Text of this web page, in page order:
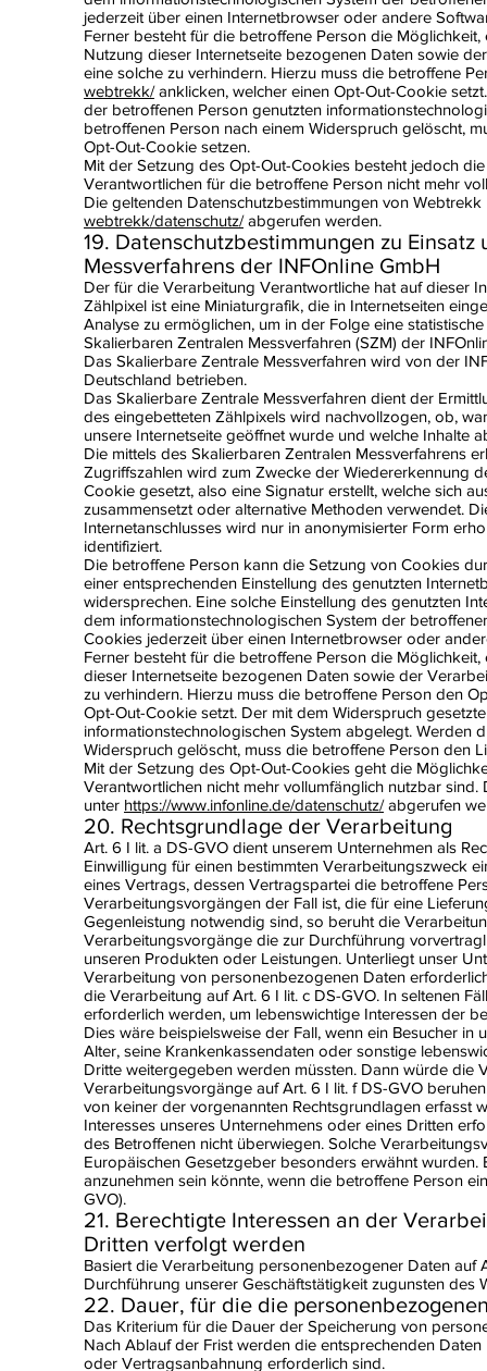
jederzeit über einen Internetbrowser oder andere
Ferner besteht für die betroffene Person die
Nutzung dieser Internetseite bezogenen Daten sowie
eine solche zu verhindern. Hierzu muss die betroffene
webtrekk/anklicken, welcher einen Opt-Out-Cookie
der betroffenen Person genutzten
betroffenen Person nach einem Widerspruch gelöscht,
Opt-Out-Cookie setzen.
Mit der Setzung des Opt-Out-Cookies besteht jedoch
Verantwortlichen für die betroffene Person nicht mehr
Die geltenden Datenschutzbestimmungen von
webtrekk/datenschutz/abgerufen werden.
19. Datenschutzbestimmungen zu
Messverfahrens der INFOnline GmbH
Der für die Verarbeitung Verantwortliche hat auf dieser
Zählpixel ist eine Miniaturgrafik, die in Internetseiten
Analyse zu ermöglichen, um in der Folge eine
Skalierbaren Zentralen Messverfahren (SZM) der
Das Skalierbare Zentrale Messverfahren wird von der
Deutschland betrieben.
Das Skalierbare Zentrale Messverfahren dient der
des eingebetteten Zählpixels wird nachvollzogen, ob,
unsere Internetseite geöffnet wurde und welche Inhalte
Die mittels des Skalierbaren Zentralen Messverfahrens
Zugriffszahlen wird zum Zwecke der Wiedererkennung
Cookie gesetzt, also eine Signatur erstellt, welche sich
zusammensetzt oder alternative Methoden verwendet.
Internetanschlusses wird nur in anonymisierter Form
identifiziert.
Die betroffene Person kann die Setzung von Cookies
einer entsprechenden Einstellung des genutzten
widersprechen. Eine solche Einstellung des genutzten
dem informationstechnologischen System der
Cookies jederzeit über einen Internetbrowser oder
Ferner besteht für die betroffene Person die
dieser Internetseite bezogenen Daten sowie der
zu verhindern. Hierzu muss die betroffene Person den
Opt-Out-Cookie setzt. Der mit dem Widerspruch
informationstechnologischen System abgelegt. Werden
Widerspruch gelöscht, muss die betroffene Person den
Mit der Setzung des Opt-Out-Cookies geht die
Verantwortlichen nicht mehr vollumfänglich nutzbar
unter https://www.infonline.de/datenschutz/abgerufen
20. Rechtsgrundlage der Verarbeitung
Art. 6 I lit. a DS-GVO dient unserem Unternehmen als
Einwilligung für einen bestimmten Verarbeitungszweck
eines Vertrags, dessen Vertragspartei die betroffene
Verarbeitungsvorgängen der Fall ist, die für eine
Gegenleistung notwendig sind, so beruht die
Verarbeitungsvorgänge die zur Durchführung
unseren Produkten oder Leistungen. Unterliegt unser
Verarbeitung von personenbezogenen Daten
die Verarbeitung auf Art. 6 I lit. c DS-GVO. In seltenen
erforderlich werden, um lebenswichtige Interessen der
Dies wäre beispielsweise der Fall, wenn ein Besucher
Alter, seine Krankenkassendaten oder sonstige
Dritte weitergegeben werden müssten. Dann würde die
Verarbeitungsvorgänge auf Art. 6 I lit. f DS-GVO
von keiner der vorgenannten Rechtsgrundlagen erfasst
Interesses unseres Unternehmens oder eines Dritten
des Betroffenen nicht überwiegen. Solche
Europäischen Gesetzgeber besonders erwähnt
anzunehmen sein könnte, wenn die betroffene Person
GVO).
21. Berechtigte Interessen an der
Dritten verfolgt werden
Basiert die Verarbeitung personenbezogener Daten auf
Durchführung unserer Geschäftstätigkeit zugunsten
22. Dauer, für die die
Das Kriterium für die Dauer der Speicherung von
Nach Ablauf der Frist werden die entsprechenden
oder Vertragsanbahnung erforderlich sind.